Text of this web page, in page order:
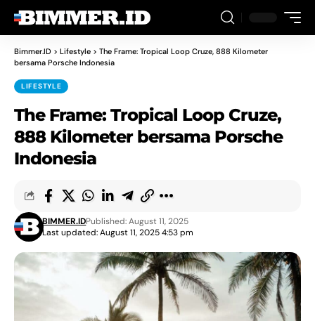
Bimmer.ID > Lifestyle > The Frame: Tropical Loop Cruze, 888 Kilometer
bersama Porsche Indonesia
LIFESTYLE
The Frame: Tropical Loop Cruze,
888 Kilometer bersama Porsche
Indonesia
Last updated: August 11, 2025 4:53 pm
BIMMER.IDPublished: August 11, 2025